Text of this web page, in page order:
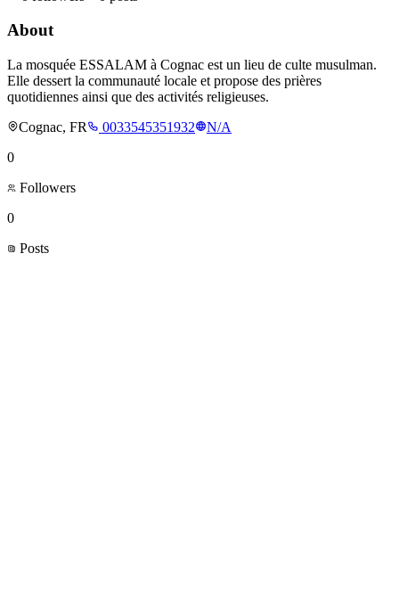
About
La mosquée ESSALAM à Cognac est un lieu de culte musulman.
Elle dessert la communauté locale et propose des prières
quotidiennes ainsi que des activités religieuses.
Cognac, FR
0033545351932
N/A
0
Followers
0
Posts